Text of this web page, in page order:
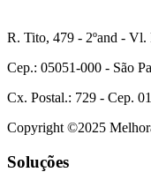
R. Tito, 479 - 2ºand - Vl.
Cep.: 05051-000 - São
Cx. Postal.: 729 - Cep.
Copyright ©2025
Soluções